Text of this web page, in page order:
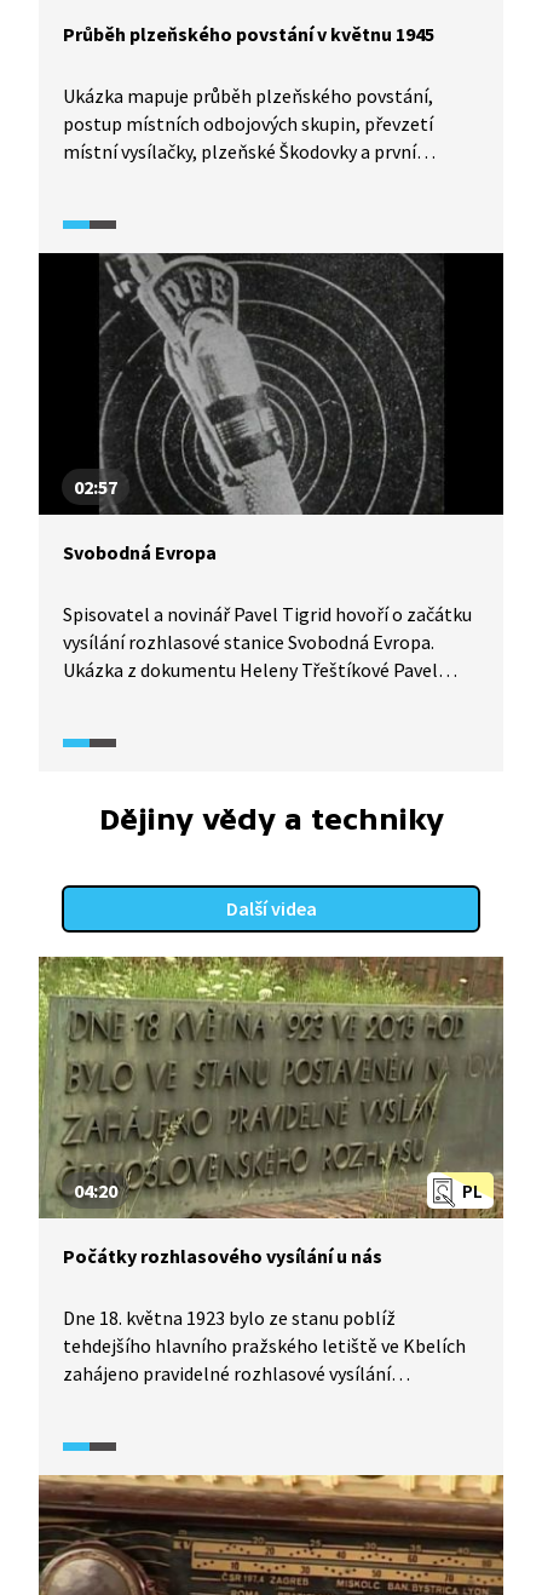
Průběh plzeňského povstání v květnu 1945
Ukázka mapuje průběh plzeňského povstání,
postup místních odbojových skupin, převzetí
místní vysílačky, plzeňské Škodovky a první
s místními nacistickými představiteli a význam
Karla Šindlera, který díky dezinformacím
ve vysílání zabránil krvavému potlačení povstání.
Ukázka obsahuje dobové záběry, hrané scény
a pamětnické vyprávění.
02:57
Svobodná Evropa
Spisovatel a novinář Pavel Tigrid hovoří o začátku
vysílání rozhlasové stanice Svobodná Evropa.
Ukázka z dokumentu Heleny Třeštíkové Pavel
Dějiny vědy a techniky
Další videa
PL
04:20
Počátky rozhlasového vysílání u nás
Dne 18. května 1923 bylo ze stanu poblíž
tehdejšího hlavního pražského letiště ve Kbelích
zahájeno pravidelné rozhlasové vysílání
vysílání. Podívejte se na stručnou historii rozhlasu
v rámci pořadu, který vznikl k 95. narozeninám.